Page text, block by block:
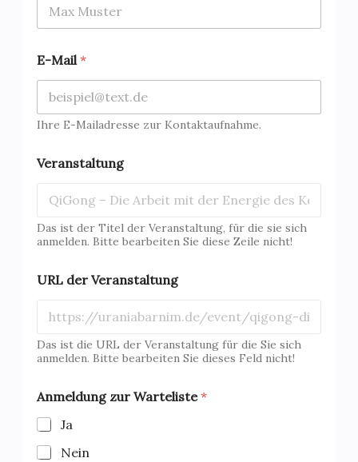
E-Mail *
Ihre E-Mailadresse zur Kontaktaufnahme.
Veranstaltung
Das ist der Titel der Veranstaltung, für die sie sich
anmelden. Bitte bearbeiten Sie diese Zeile nicht!
URL der Veranstaltung
Das ist die URL der Veranstaltung für die Sie sich
anmelden. Bitte bearbeiten Sie dieses Feld nicht!
Anmeldung zur Warteliste*
Ja
Nein